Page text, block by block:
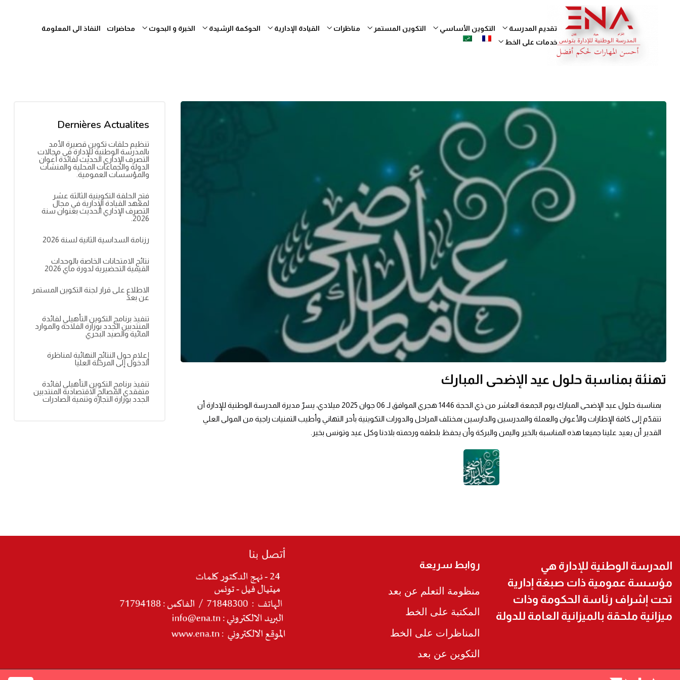
تقديم المدرسة التكوين الأساسي التكوين المستمر مناظرات القيادة الإدارية الحوكمة الرشيدة الخبرة و البحوث محاضرات
النفاذ الى المعلومة
خدمات على الخط
تهنئة بمناسبة حلول عيد الإضحى المبارك
بمناسبة حلول عيد الإضحى المبارك يوم الجمعة العاشر من ذي الحجة 1446 هجري الموافق لـ 06 جوان 2025 ميلادي، يسرّ مديرة المدرسة الوطنية للإدارة أن
تتقدّم إلى كافة الإطارات والأعوان والعملة والمدرسين والدارسين بمختلف المراحل والدورات التكوينية بأحر التهاني وأطيب التمنيات راجية من المولى العلي
القدير أن يعيد علينا جميعا هذه المناسبة بالخير واليمن والبركة وأن يحفظ بلطفه ورحمته بلادنا وكل عيد وتونس بخير.
Dernières Actualites
تنظيم حلقات تكوين قصيرة الأمد
بالمدرسة الوطنية للإدارة في مجالات
التصرف الإداري الحديث لفائدة أعوان
الدولة والجماعات المحلية والمنشآت
والمؤسسات العمومية.
فتح الحلقة التكوينية الثالثة عشر
لمعهد القيادة الإدارية في مجال
التصرف الإداري الحديث بعنوان سنة
2026.
رزنامة السداسية الثانية لسنة 2026
نتائج الامتحانات الخاصة بالوحدات
القيمية التحضيرية لدورة ماي 2026
الاطلاع على قرار لجنة التكوين المستمر
عن بعد
تنفيذ برنامج التكوين التأهيلي لفائدة
المنتدبين الجدد بوزارة الفلاحة والموارد
المائية والصيد البحري
إعلام حول النتائج النهائية لمناظرة
الدخول إلى المرحلة العليا
تنفيذ برنامج التكوين التأهيلي لفائدة
متفقدي المصالح الاقتصادية المنتدبين
الجدد بوزارة التجارة وتنمية الصادرات
المدرسة الوطنية للإدارة هي
مؤسسة عمومية ذات صبغة إدارية
تحت إشراف رئاسة الحكومة وذات
ميزانية ملحقة بالميزانية العامة للدولة
روابط سريعة
منظومة التعلم عن بعد
المكتبة على الخط
المناظرات على الخط
التكوين عن بعد